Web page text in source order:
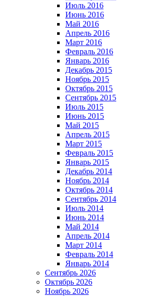
Июль 2016
Июнь 2016
Май 2016
Апрель 2016
Март 2016
Февраль 2016
Январь 2016
Декабрь 2015
Ноябрь 2015
Октябрь 2015
Сентябрь 2015
Июль 2015
Июнь 2015
Май 2015
Апрель 2015
Март 2015
Февраль 2015
Январь 2015
Декабрь 2014
Ноябрь 2014
Октябрь 2014
Сентябрь 2014
Июль 2014
Июнь 2014
Май 2014
Апрель 2014
Март 2014
Февраль 2014
Январь 2014
Сентябрь 2026
Октябрь 2026
Ноябрь 2026